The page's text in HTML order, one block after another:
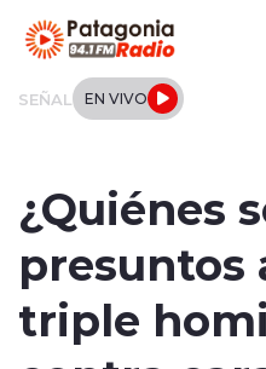
SEÑAL EN VIVO
Regionales
Tendencias
¿Quiénes
presuntos
triple